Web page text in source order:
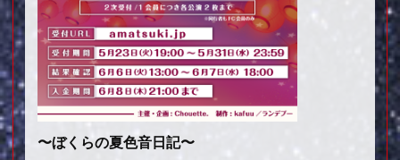
〜ぼくらの夏色音日記〜